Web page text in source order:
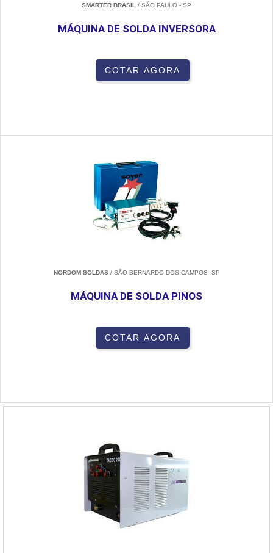
SMARTER BRASIL / SÃO PAULO - SP
MÁQUINA DE SOLDA INVERSORA
COTAR AGORA
NORDOM SOLDAS/ SÃO BERNARDO DOS CAMPOS- SP
MÁQUINA DE SOLDA PINOS
COTAR AGORA